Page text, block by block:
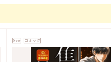
New コミック